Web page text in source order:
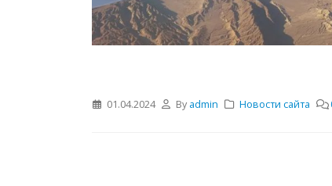
01.04.2024 By admin Новости сайта